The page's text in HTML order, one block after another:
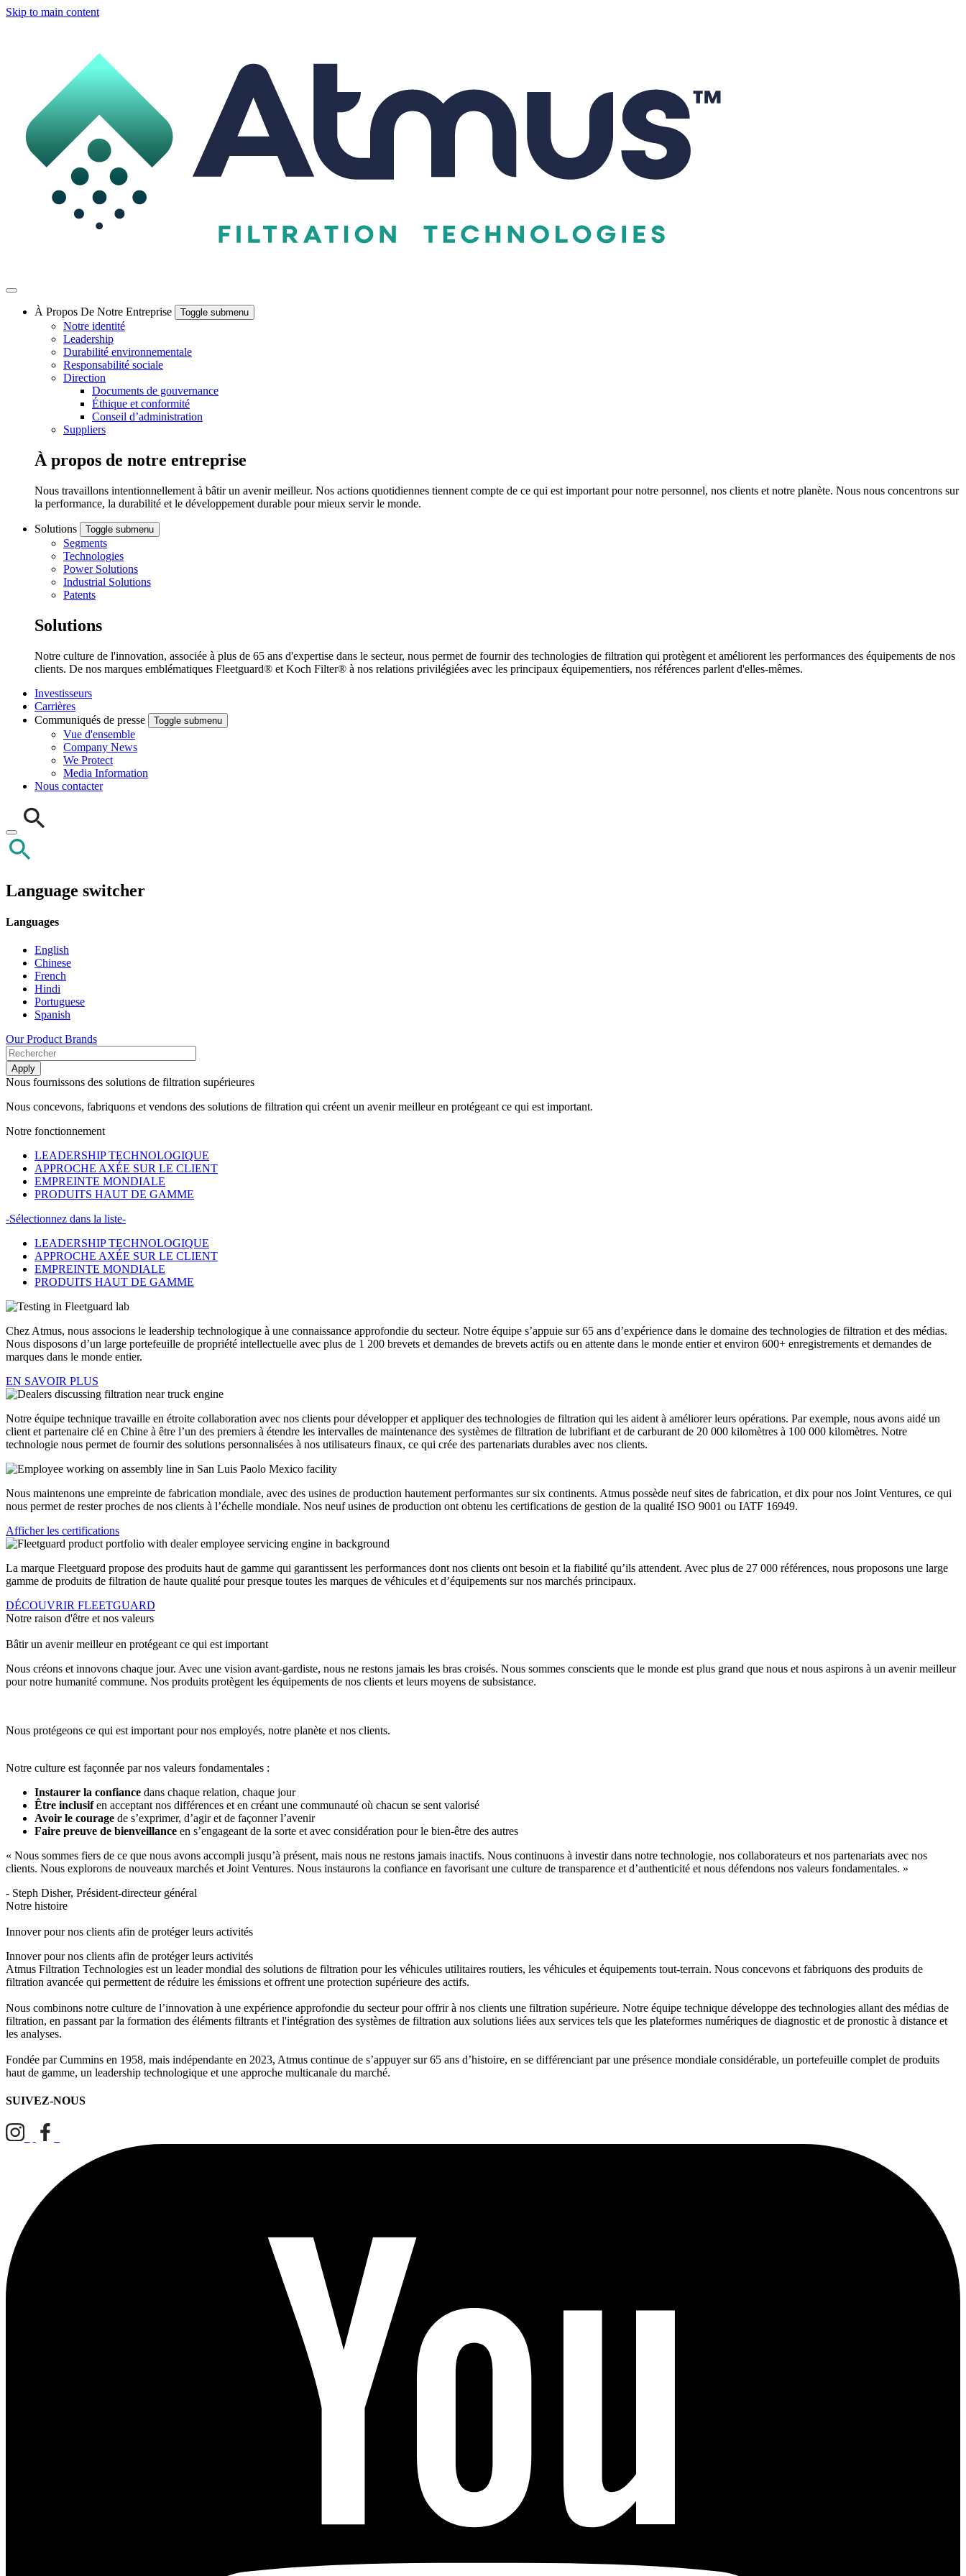
Skip to main content
À Propos De Notre Entreprise Toggle submenu
Notre identité
Leadership
Durabilité environnementale
Responsabilité sociale
Direction
Documents de gouvernance
Éthique et conformité
Conseil d’administration
Suppliers
À propos de notre entreprise
Nous travaillons intentionnellement à bâtir un avenir meilleur. Nos actions quotidiennes tiennent compte de ce qui est important pour notre personnel, nos clients et notre planète. Nous nous concentrons sur
la performance, la durabilité et le développement durable pour mieux servir le monde.
Solutions Toggle submenu
Segments
Technologies
Power Solutions
Industrial Solutions
Patents
Solutions
Notre culture de l'innovation, associée à plus de 65 ans d'expertise dans le secteur, nous permet de fournir des technologies de filtration qui protègent et améliorent les performances des équipements de nos
clients. De nos marques emblématiques Fleetguard® et Koch Filter® à nos relations privilégiées avec les principaux équipementiers, nos références parlent d'elles-mêmes.
Investisseurs
Carrières
Communiqués de presse
Toggle submenu
Vue d'ensemble
Company News
We Protect
Media Information
Nous contacter
Language switcher
Languages
English
Chinese
French
Hindi
Portuguese
Spanish
Our Product Brands
Nous fournissons des solutions de filtration supérieures
Nous concevons, fabriquons et vendons des solutions de filtration qui créent un avenir meilleur en protégeant ce qui est important.
Notre fonctionnement
LEADERSHIP TECHNOLOGIQUE
APPROCHE AXÉE SUR LE CLIENT
EMPREINTE MONDIALE
PRODUITS HAUT DE GAMME
-Sélectionnez dans la liste-
LEADERSHIP TECHNOLOGIQUE
APPROCHE AXÉE SUR LE CLIENT
EMPREINTE MONDIALE
PRODUITS HAUT DE GAMME
Chez Atmus, nous associons le leadership technologique à une connaissance approfondie du secteur. Notre équipe s’appuie sur 65 ans d’expérience dans le domaine des technologies de filtration et des médias.
Nous disposons d’un large portefeuille de propriété intellectuelle avec plus de 1 200 brevets et demandes de brevets actifs ou en attente dans le monde entier et environ 600+ enregistrements et demandes de
marques dans le monde entier.
EN SAVOIR PLUS
Notre équipe technique travaille en étroite collaboration avec nos clients pour développer et appliquer des technologies de filtration qui les aident à améliorer leurs opérations. Par exemple, nous avons aidé un
client et partenaire clé en Chine à être l’un des premiers à étendre les intervalles de maintenance des systèmes de filtration de lubrifiant et de carburant de 20 000 kilomètres à 100 000 kilomètres. Notre
technologie nous permet de fournir des solutions personnalisées à nos utilisateurs finaux, ce qui crée des partenariats durables avec nos clients.
Nous maintenons une empreinte de fabrication mondiale, avec des usines de production hautement performantes sur six continents. Atmus possède neuf sites de fabrication, et dix pour nos Joint Ventures, ce qui
nous permet de rester proches de nos clients à l’échelle mondiale. Nos neuf usines de production ont obtenu les certifications de gestion de la qualité ISO 9001 ou IATF 16949.
Afficher les certifications
La marque Fleetguard propose des produits haut de gamme qui garantissent les performances dont nos clients ont besoin et la fiabilité qu’ils attendent. Avec plus de 27 000 références, nous proposons une large
gamme de produits de filtration de haute qualité pour presque toutes les marques de véhicules et d’équipements sur nos marchés principaux.
DÉCOUVRIR FLEETGUARD
Notre raison d'être et nos valeurs
Bâtir un avenir meilleur en protégeant ce qui est important
Nous créons et innovons chaque jour. Avec une vision avant-gardiste, nous ne restons jamais les bras croisés. Nous sommes conscients que le monde est plus grand que nous et nous aspirons à un avenir meilleur
pour notre humanité commune. Nos produits protègent les équipements de nos clients et leurs moyens de subsistance.
Nous protégeons ce qui est important pour nos employés, notre planète et nos clients.
Notre culture est façonnée par nos valeurs fondamentales :
Instaurer la confiance dans chaque relation, chaque jour
Être inclusifen acceptant nos différences et en créant une communauté où chacun se sent valorisé
Avoir le courage de s’exprimer, d’agir et de façonner l’avenir
Faire preuve de bienveillance en s’engageant de la sorte et avec considération pour le bien-être des autres
« Nous sommes fiers de ce que nous avons accompli jusqu’à présent, mais nous ne restons jamais inactifs. Nous continuons à investir dans notre technologie, nos collaborateurs et nos partenariats avec nos
clients. Nous explorons de nouveaux marchés et Joint Ventures. Nous instaurons la confiance en favorisant une culture de transparence et d’authenticité et nous défendons nos valeurs fondamentales. »
- Steph Disher, Président-directeur général
Notre histoire
Innover pour nos clients afin de protéger leurs activités
Innover pour nos clients afin de protéger leurs activités
Atmus Filtration Technologies est un leader mondial des solutions de filtration pour les véhicules utilitaires routiers, les véhicules et équipements tout-terrain. Nous concevons et fabriquons des produits de
filtration avancée qui permettent de réduire les émissions et offrent une protection supérieure des actifs.
Nous combinons notre culture de l’innovation à une expérience approfondie du secteur pour offrir à nos clients une filtration supérieure. Notre équipe technique développe des technologies allant des médias de
filtration, en passant par la formation des éléments filtrants et l'intégration des systèmes de filtration aux solutions liées aux services tels que les plateformes numériques de diagnostic et de pronostic à distance et
les analyses.
Fondée par Cummins en 1958, mais indépendante en 2023, Atmus continue de s’appuyer sur 65 ans d’histoire, en se différenciant par une présence mondiale considérable, un portefeuille complet de produits
haut de gamme, un leadership technologique et une approche multicanale du marché.
SUIVEZ-NOUS